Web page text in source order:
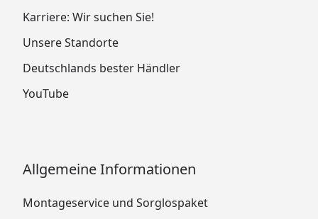
Karriere: Wir suchen Sie!
Unsere Standorte
Deutschlands bester Händler
YouTube
Allgemeine Informationen
Montageservice und Sorglospaket